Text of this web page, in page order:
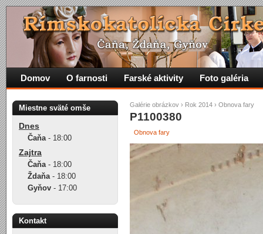
Galérie obrázkov › Rok 2014 › Obnova fary
P1100380
Obnova fary
Domov O farnosti Farské aktivity Foto galéria
Miestne sväté omše
Dnes
Čaňa- 18:00
Zajtra
Čaňa- 18:00
Ždaňa- 18:00
Gyňov - 17:00
Kontakt